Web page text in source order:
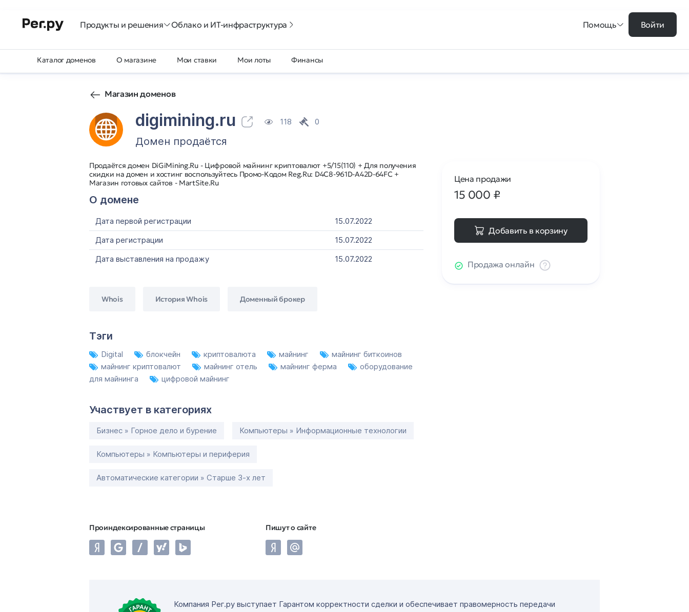
Продукты и решения Облако и ИТ-инфраструктура Помощь Войти
Каталог доменов О магазине Мои ставки Мои лоты Финансы
Магазин доменов
digimining.ru 118 0
Домен продаётся
Продаётся домен DiGiMining.Ru - Цифровой майнинг криптовалют +5/15(110) + Для получения
скидки на домен и хостинг воспользуйтесь Промо-Кодом Reg.Ru: D4C8-961D-A42D-64FC +
Магазин готовых сайтов - MartSite.Ru
О домене
Дата первой регистрации
15.07.2022
Дата регистрации
15.07.2022
Дата выставления на продажу
15.07.2022
Whois История Whois Доменный брокер
Тэги
Digital блокчейн криптовалюта майнинг
майнинг биткоинов
майнинг криптовалют
майнинг отель майнинг ферма
оборудование
для майнинга
цифровой майнинг
Участвует в категориях
Бизнес » Горное дело и бурение Компьютеры » Информационные технологии
Компьютеры » Компьютеры и периферия
Автоматические категории » Старше 3-х лет
Проиндексированные страницы Пишут о сайте
Цена продажи
15 000 ₽
Добавить в корзину
Продажа онлайн
Компания Рег.ру выступает Гарантом корректности сделки и обеспечивает правомерность передачи